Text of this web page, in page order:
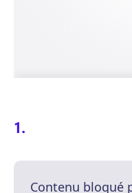
Contenu bloqué